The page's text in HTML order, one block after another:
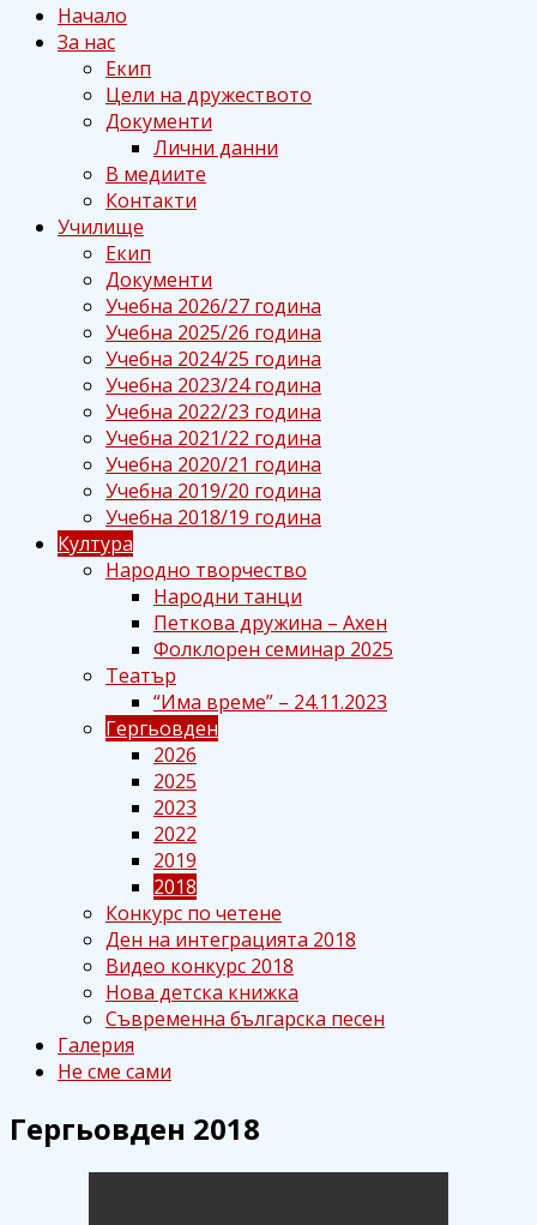
Начало
За нас
Екип
Цели на дружеството
Документи
Лични данни
В медиите
Контакти
Училище
Екип
Документи
Учебна 2026/27 година
Учебна 2025/26 година
Учебна 2024/25 година
Учебна 2023/24 година
Учебна 2022/23 година
Учебна 2021/22 година
Учебна 2020/21 година
Учебна 2019/20 година
Учебна 2018/19 година
Култура
Народно творчество
Народни танци
Петкова дружина – Ахен
Фолклорен семинар 2025
Театър
“Има време” – 24.11.2023
Гергьовден
2026
2025
2023
2022
2019
2018
Конкурс по четене
Ден на интеграцията 2018
Видео конкурс 2018
Нова детска книжка
Съвременна българска песен
Галерия
Не сме сами
Гергьовден 2018